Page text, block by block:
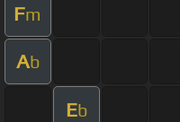
Fm
Ab
Eb